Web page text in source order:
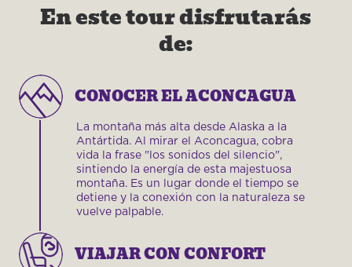
En este tour disfrutarás
de:
CONOCER EL ACONCAGUA
La montaña más alta desde Alaska a la
Antártida. Al mirar el Aconcagua, cobra
vida la frase "los sonidos del silencio",
sintiendo la energía de esta majestuosa
montaña. Es un lugar donde el tiempo se
detiene y la conexión con la naturaleza se
vuelve palpable.
VIAJAR CON CONFORT